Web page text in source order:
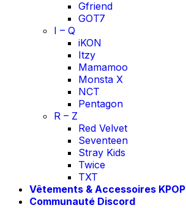
Gfriend
GOT7
I – Q
iKON
Itzy
Mamamoo
Monsta X
NCT
Pentagon
R – Z
Red Velvet
Seventeen
Stray Kids
Twice
TXT
Vêtements & Accessoires KPOP
Communauté Discord